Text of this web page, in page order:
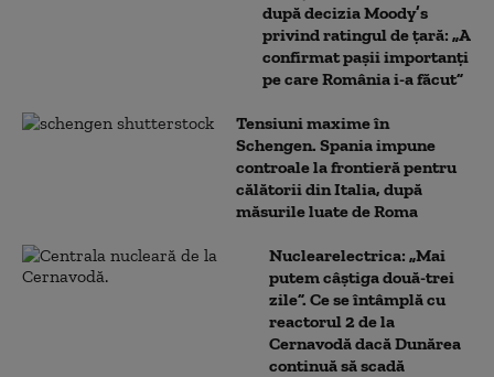
după decizia Moody’s
privind ratingul de țară: „A
confirmat pașii importanți
pe care România i-a făcut”
Tensiuni maxime în
Schengen. Spania impune
controale la frontieră pentru
călătorii din Italia, după
măsurile luate de Roma
Nuclearelectrica: „Mai
putem câștiga două-trei
zile”. Ce se întâmplă cu
reactorul 2 de la
Cernavodă dacă Dunărea
continuă să scadă